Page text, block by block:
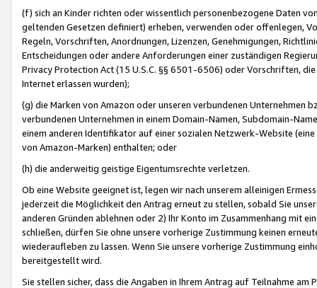
(f) sich an Kinder richten oder wissentlich personenbezogene Daten
geltenden Gesetzen definiert) erheben, verwenden oder offenlegen,
Regeln, Vorschriften, Anordnungen, Lizenzen, Genehmigungen,
Entscheidungen oder andere Anforderungen einer zuständigen
Privacy Protection Act (15 U.S.C. §§ 6501-6506) oder Vorschriften,
Internet erlassen wurden);
(g) die Marken von Amazon oder unseren verbundenen Unternehmen
verbundenen Unternehmen in einem Domain-Namen, Subdomain-
einem anderen Identifikator auf einer sozialen Netzwerk-Website
von Amazon-Marken) enthalten; oder
(h) die anderweitig geistige Eigentumsrechte verletzen.
Ob eine Website geeignet ist, legen wir nach unserem alleinigen
jederzeit die Möglichkeit den Antrag erneut zu stellen, sobald Sie
anderen Gründen ablehnen oder 2) Ihr Konto im Zusammenhang mit
schließen, dürfen Sie ohne unsere vorherige Zustimmung keinen
wiederaufleben zu lassen. Wenn Sie unsere vorherige Zustimmung
bereitgestellt wird.
Sie stellen sicher, dass die Angaben in Ihrem Antrag auf Teilnahme